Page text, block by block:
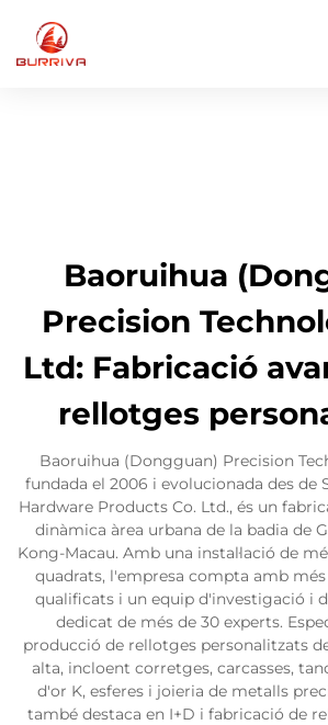
Baoruihua
Precision
Ltd: Fabricació
rellotges
Baoruihua (Dongguan) Precision
fundada el 2006 i evolucionada des de
Hardware Products Co. Ltd., és un
dinàmica àrea urbana de la badia de
Kong-Macau. Amb una instal·lació de
quadrats, l'empresa compta amb
qualificats i un equip d'investigació i
dedicat de més de 30 experts.
producció de rellotges personalitzats
alta, incloent corretges, carcasses,
d'or K, esferes i joieria de metalls
també destaca en I+D i fabricació de